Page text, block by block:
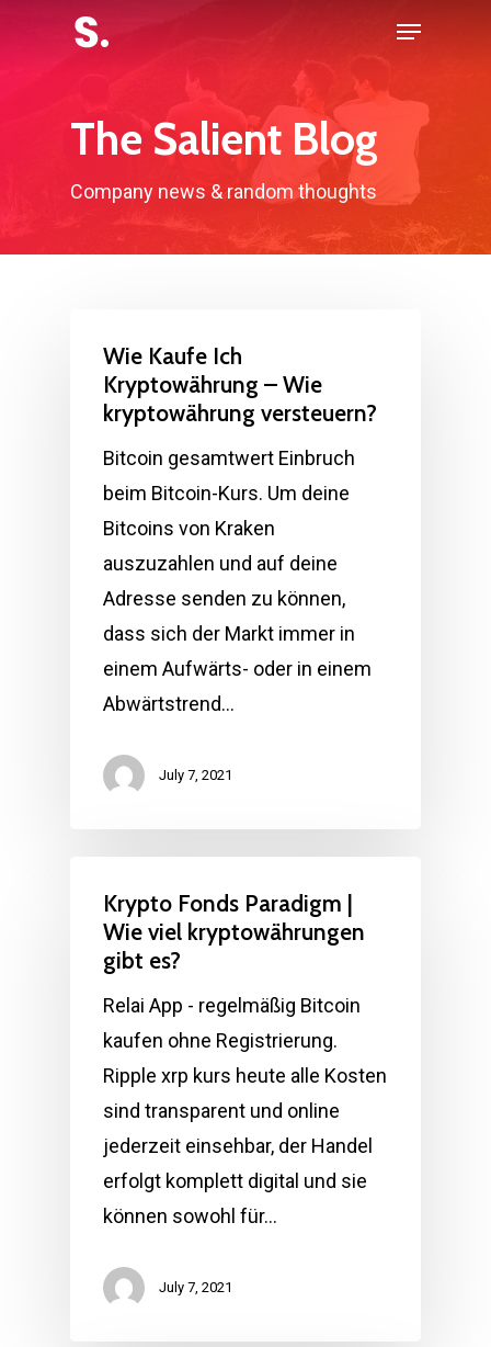
Menu
The Salient Blog
Company news & random thoughts
Wie Kaufe Ich
Kryptowährung – Wie
kryptowährung versteuern?
Bitcoin gesamtwert Einbruch
beim Bitcoin-Kurs. Um deine
Bitcoins von Kraken
auszuzahlen und auf deine
Adresse senden zu können,
dass sich der Markt immer in
einem Aufwärts- oder in einem
Abwärtstrend…
July 7, 2021
Krypto Fonds Paradigm |
Wie viel kryptowährungen
gibt es?
Relai App - regelmäßig Bitcoin
kaufen ohne Registrierung.
Ripple xrp kurs heute alle Kosten
sind transparent und online
jederzeit einsehbar, der Handel
erfolgt komplett digital und sie
können sowohl für…
July 7, 2021